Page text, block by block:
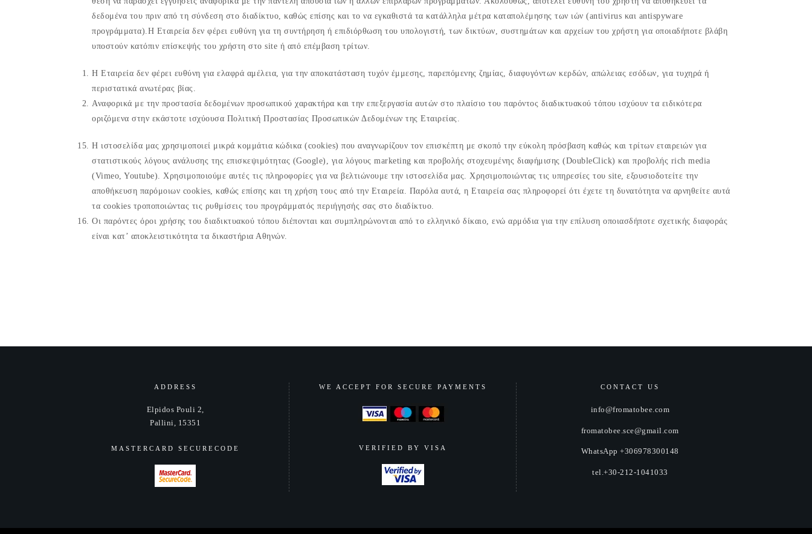
δεδομένα του πριν από τη σύνδεση στο διαδίκτυο, καθώς επίσης και το να εγκαθιστά τα κατάλληλα μέτρα καταπολέμησης των ιών (antivirus και antispyware
προγράμματα).Η Εταιρεία δεν φέρει ευθύνη για τη συντήρηση ή επιδιόρθωση του υπολογιστή, των δικτύων, συστημάτων και αρχείων του χρήστη για οποιαδήποτε βλάβη
υποστούν κατόπιν επίσκεψής του χρήστη στο site ή από επέμβαση τρίτων.
Η Εταιρεία δεν φέρει ευθύνη για ελαφρά αμέλεια, για την αποκατάσταση τυχόν έμμεσης, παρεπόμενης ζημίας, διαφυγόντων κερδών, απώλειας εσόδων, για τυχηρά ή
περιστατικά ανωτέρας βίας.
Αναφορικά με την προστασία δεδομένων προσωπικού χαρακτήρα και την επεξεργασία αυτών στο πλαίσιο του παρόντος διαδικτυακού τόπου ισχύουν τα ειδικότερα
οριζόμενα στην εκάστοτε ισχύουσα Πολιτική Προστασίας Προσωπικών Δεδομένων της Εταιρείας.
Η ιστοσελίδα μας χρησιμοποιεί μικρά κομμάτια κώδικα (cookies) που αναγνωρίζουν τον επισκέπτη με σκοπό την εύκολη πρόσβαση καθώς και τρίτων εταιρειών για
στατιστικούς λόγους ανάλυσης της επισκεψιμότητας (Google), για λόγους marketing και προβολής στοχευμένης διαφήμισης (DoubleClick) και προβολής rich media
(Vimeo, Youtube). Χρησιμοποιούμε αυτές τις πληροφορίες για να βελτιώνουμε την ιστοσελίδα μας. Χρησιμοποιώντας τις υπηρεσίες του site, εξουσιοδοτείτε την
αποθήκευση παρόμοιων cookies, καθώς επίσης και τη χρήση τους από την Εταιρεία. Παρόλα αυτά, η Εταιρεία σας πληροφορεί ότι έχετε τη δυνατότητα να αρνηθείτε αυτά
τα cookies τροποποιώντας τις ρυθμίσεις του προγράμματός περιήγησής σας στο διαδίκτυο.
Οι παρόντες όροι χρήσης του διαδικτυακού τόπου διέπονται και συμπληρώνονται από το ελληνικό δίκαιο, ενώ αρμόδια για την επίλυση οποιασδήποτε σχετικής διαφοράς
είναι κατ’ αποκλειστικότητα τα δικαστήρια Αθηνών.
ADDRESS
Elpidos Pouli 2,
Pallini, 15351
MASTERCARD SECURECODE
WE ACCEPT FOR SECURE PAYMENTS
VERIFIED BY VISA
CONTACT US
info@fromatobee.com
fromatobee.sce@gmail.com
WhatsApp +306978300148
tel.+30-212-1041033